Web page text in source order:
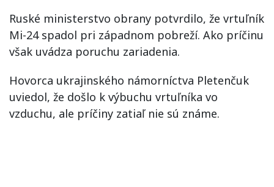
Ruské ministerstvo obrany potvrdilo, že vrtuľník
Mi-24 spadol pri západnom pobreží. Ako príčinu
však uvádza poruchu zariadenia.
Hovorca ukrajinského námorníctva Pletenčuk
uviedol, že došlo k výbuchu vrtuľníka vo
vzduchu, ale príčiny zatiaľ nie sú známe.